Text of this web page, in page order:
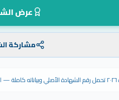
عرض
مشاركة